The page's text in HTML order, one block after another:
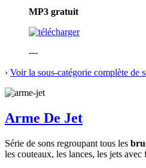
MP3 gratuit
---
› Voir la sous-catégorie complète de
Arme De Jet
Série de sons regroupant tous les
les couteaux, les lances, les jets avec